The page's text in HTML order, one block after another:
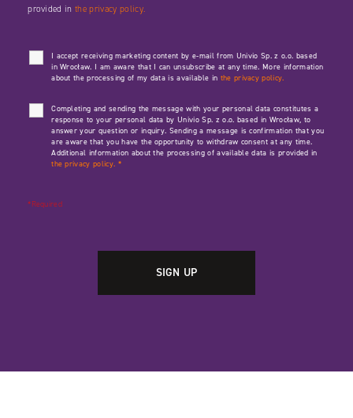
provided inthe privacy policy.
I accept receiving marketing content by e-mail from Univio Sp. z o.o. based
in Wrocław. I am aware that I can unsubscribe at any time. More information
about the processing of my data is available in the privacy policy.
Completing and sending the message with your personal data constitutes a
response to your personal data by Univio Sp. z o.o. based in Wrocław, to
answer your question or inquiry. Sending a message is confirmation that you
are aware that you have the opportunity to withdraw consent at any time.
Additional information about the processing of available data is provided in
the privacy policy. *
*Required